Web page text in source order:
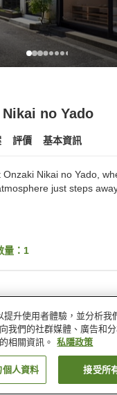
no Yado
評價 基本資訊
Nikai no Yado,
just steps
量： 1
全幢禁煙
電熱水爐
找客房
提升使用者體驗，並分析我
我們的社群媒體、廣告和
相關資訊。
私隱政策
個人資料 接受所